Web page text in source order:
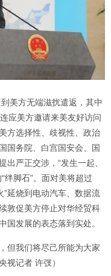
美方无端滋扰遣返，其中
应美方邀请来美友好访问
方选择性、歧视性、政治
国务院、白宫国安会、国
严正交涉，“发生一起、
绊脚石”。面对美将超过
”延烧到电动汽车、数据流
敦促美方停止对华经贸科
国发展的表态落到实处。
我们将尽己所能为大家
视记者 许弢）